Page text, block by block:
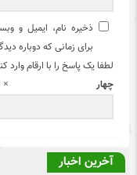
ذخیره نام، ایمیل و
برای زمانی که دوباره
لطفا یک پاسخ را با ارقام وارد
آخرین اخبار